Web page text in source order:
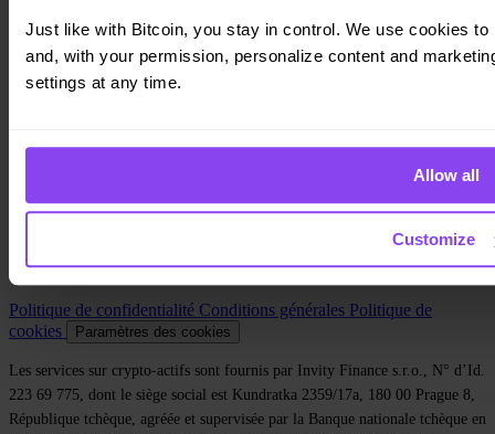
Just like with Bitcoin, you stay in control. We use cookies
and, with your permission, personalize content and
settings at any time.
Allow all
Customize
Turbo Achat
Gagner du Bitcoin
Private
À propos
Médias
Contact
Politique de confidentialité Conditions générales Politique de
cookies
Paramètres des cookies
Les services sur crypto-actifs sont fournis par Invity Finance s.r.o., N° d’Id.
223 69 775, dont le siège social est Kundratka 2359/17a, 180 00 Prague 8,
République tchèque, agréée et supervisée par la Banque nationale tchèque en